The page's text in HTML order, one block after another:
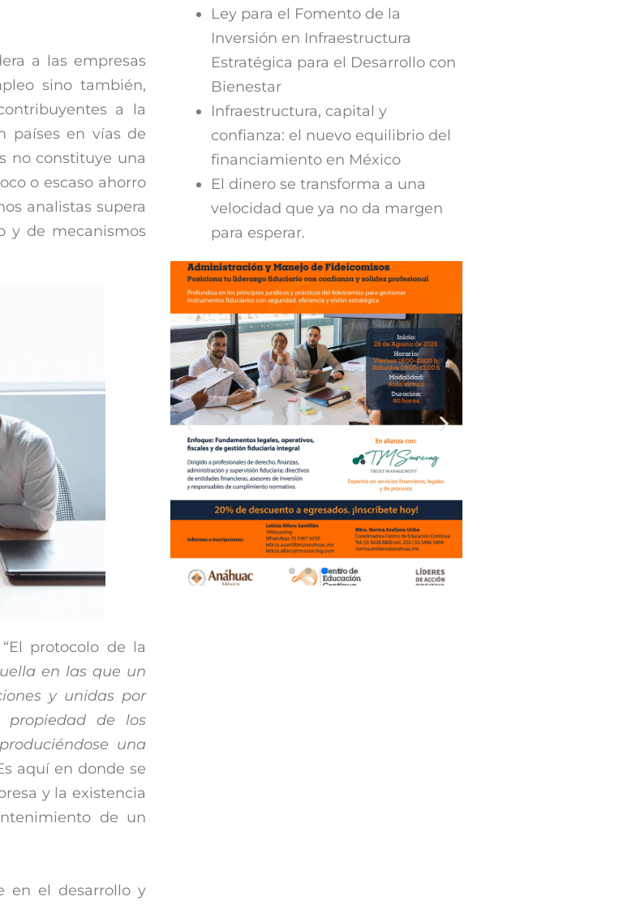
a las empresas
sino también,
a la
países en vías de
no constituye una
o escaso ahorro
analistas supera
y de mecanismos
protocolo de la
en las que un
y unidas por
propiedad de los
una
aquí en donde se
y la existencia
de un
en el desarrollo y
Ley para el Fomento de la
Inversión en Infraestructura
Estratégica para el Desarrollo con
Bienestar
Infraestructura, capital y
confianza: el nuevo equilibrio del
financiamiento en México
El dinero se transforma a una
velocidad que ya no da margen
para esperar.